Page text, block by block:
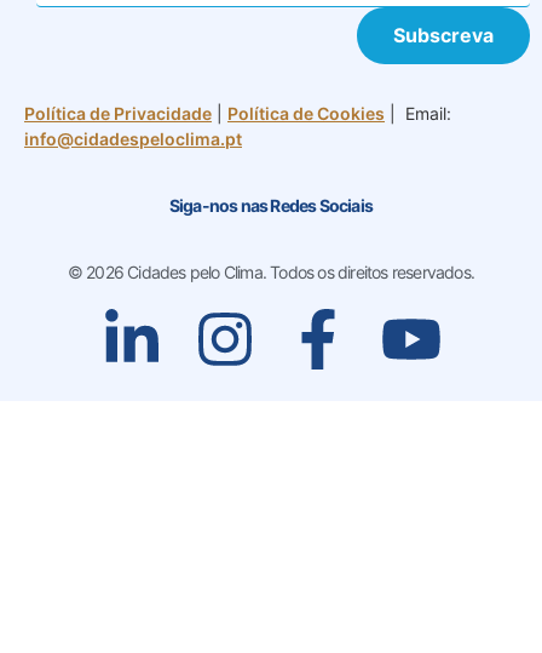
Subscreva
Política de Privacidade Política de Cookies | Email:
info@cidadespeloclima.pt
Siga-nos nas Redes Sociais
© 2026 Cidades pelo Clima. Todos os direitos reservados.